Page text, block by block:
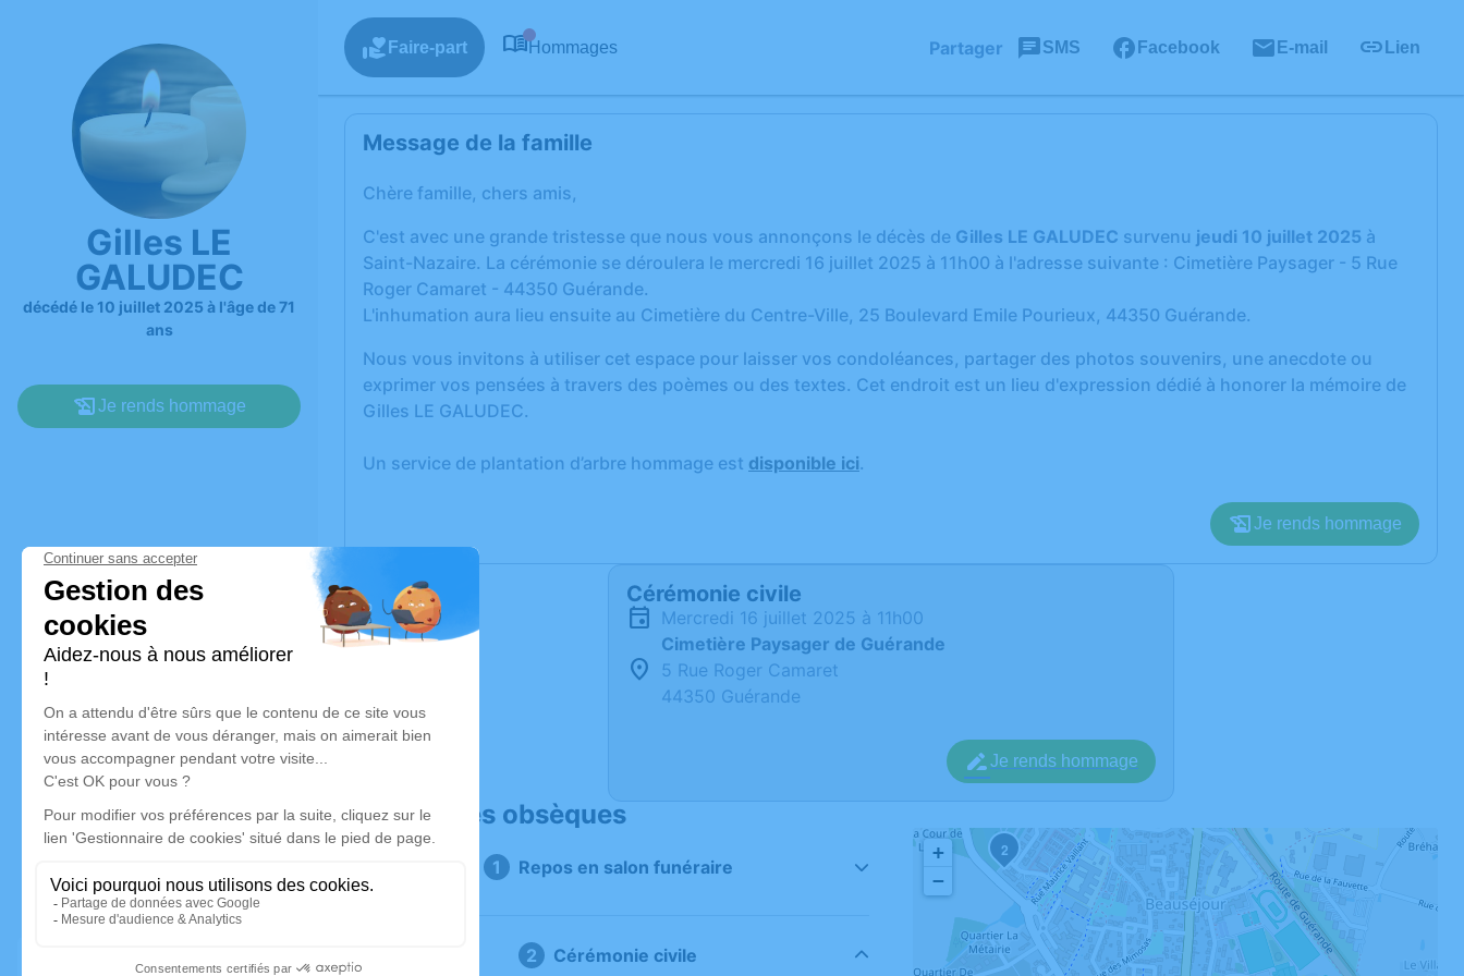
Gilles LE
GALUDEC
décédé le 10 juillet 2025 à l'âge de 71
ans
Je rends hommage
Faire-part Hommages Partager SMS Facebook E-mail Lien
Message de la famille
Chère famille, chers amis,
C'est avec une grande tristesse que nous vous annonçons le décès de Gilles LE GALUDEC survenu jeudi 10 juillet 2025 à
Saint-Nazaire. La cérémonie se déroulera le mercredi 16 juillet 2025 à 11h00 à l'adresse suivante : Cimetière Paysager - 5 Rue
Roger Camaret - 44350 Guérande.
L'inhumation aura lieu ensuite au Cimetière du Centre-Ville, 25 Boulevard Emile Pourieux, 44350 Guérande.
Nous vous invitons à utiliser cet espace pour laisser vos condoléances, partager des photos souvenirs, une anecdote ou
exprimer vos pensées à travers des poèmes ou des textes. Cet endroit est un lieu d'expression dédié à honorer la mémoire de
Gilles LE GALUDEC.
Un service de plantation d’arbre hommage est disponible ici.
Je rends hommage
Cérémonie civile
mercredi 16 juillet 2025 à 11h00
Cimetière Paysager de Guérande
5 Rue Roger Camaret
44350 Guérande
Je rends hommage
Déroulé des obsèques
Repos en salon funéraire
Cérémonie civile
2
+
−